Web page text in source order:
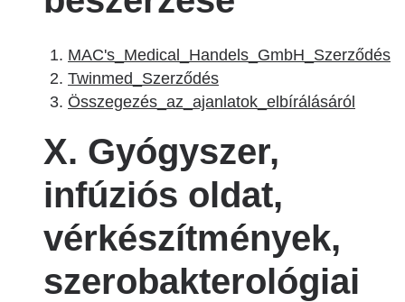
MAC's_Medical_Handels_GmbH_Szerződés
Twinmed_Szerződés
Összegezés_az_ajanlatok_elbírálásáról
X. Gyógyszer,
infúziós oldat,
vérkészítmények,
szerobakterológiai